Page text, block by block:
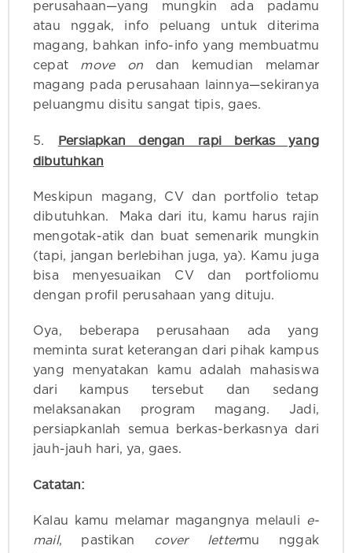
perusahaan—yang mungkin ada padamu
atau nggak, info peluang untuk diterima
magang, bahkan info-info yang membuatmu
cepat move on dan kemudian melamar
magang pada perusahaan lainnya—sekiranya
peluangmu disitu sangat tipis, gaes.
5. Persiapkan dengan rapi berkas yang
dibutuhkan
Meskipun magang, CV dan portfolio tetap
dibutuhkan. Maka dari itu, kamu harus rajin
mengotak-atik dan buat semenarik mungkin
(tapi, jangan berlebihan juga, ya). Kamu juga
bisa menyesuaikan CV dan portfoliomu
dengan profil perusahaan yang dituju.
Oya, beberapa perusahaan ada yang
meminta surat keterangan dari pihak kampus
yang menyatakan kamu adalah mahasiswa
dari kampus tersebut dan sedang
melaksanakan program magang. Jadi,
persiapkanlah semua berkas-berkasnya dari
jauh-jauh hari, ya, gaes.
Catatan:
Kalau kamu melamar magangnya melauli e-
mail, pastikan cover lettermu nggak